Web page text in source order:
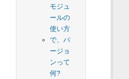
モジュ
ールの
使い方
で、バ
ージョ
ンって
何?